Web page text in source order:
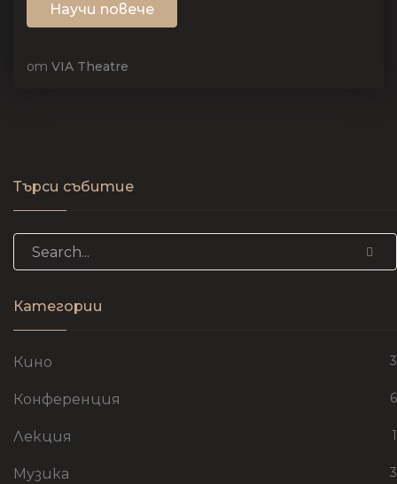
Научи повече
от VIA Theatre
Търси събитие
Search for:
Категории
Кино 3
Конференция 6
Лекция 1
Музика 3